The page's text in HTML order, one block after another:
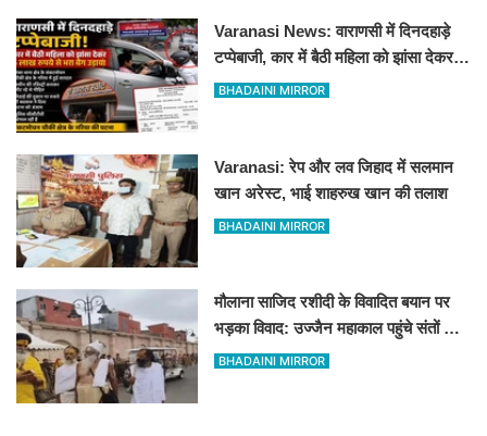
Varanasi News: वाराणसी में दिनदहाड़े
टप्पेबाजी, कार में बैठी महिला को झांसा देकर 5
लाख रुपये से भरा बैग उड़ाया
BHADAINI MIRROR
Varanasi: रेप और लव जिहाद में सलमान
खान अरेस्ट, भाई शाहरुख खान की तलाश
BHADAINI MIRROR
मौलाना साजिद रशीदी के विवादित बयान पर
भड़का विवाद: उज्जैन महाकाल पहुंचे संतों और
कांवड़ियों ने जताया कड़ा विरोध
BHADAINI MIRROR